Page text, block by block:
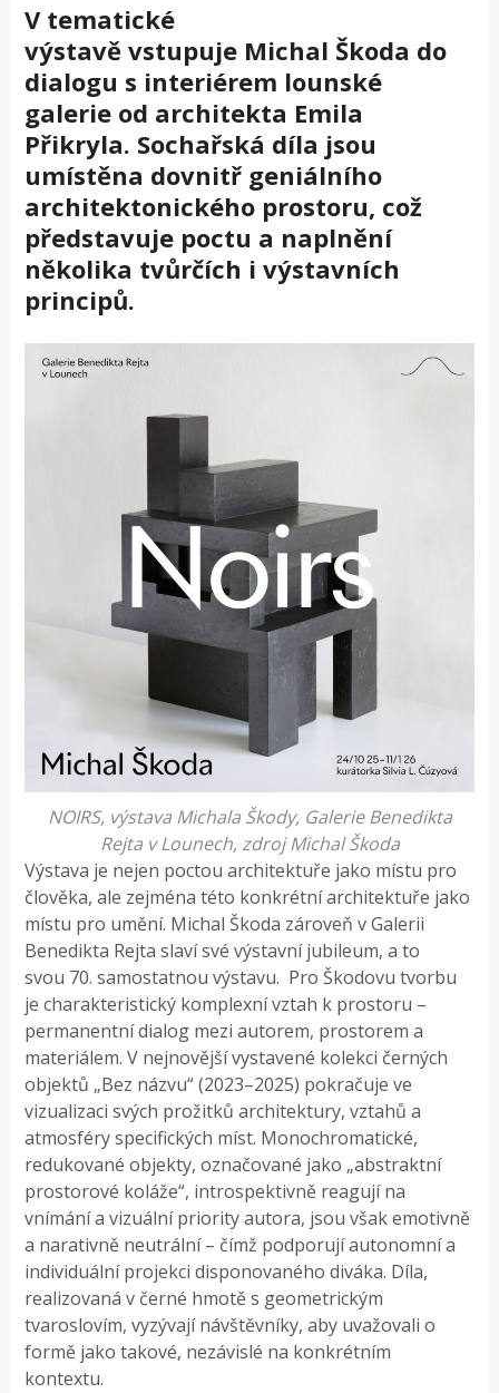
V tematické
výstavě vstupuje Michal Škoda do
dialogu s interiérem lounské
galerie od architekta Emila
Přikryla. Sochařská díla jsou
umístěna dovnitř geniálního
architektonického prostoru, což
představuje poctu a naplnění
několika tvůrčích i výstavních
principů.
NOIRS, výstava Michala Škody, Galerie Benedikta
Rejta v Lounech, zdroj Michal Škoda
Výstava je nejen poctou architektuře jako místu pro
člověka, ale zejména této konkrétní architektuře jako
místu pro umění. Michal Škoda zároveň v Galerii
Benedikta Rejta slaví své výstavní jubileum, a to
svou 70. samostatnou výstavu. Pro Škodovu tvorbu
je charakteristický komplexní vztah k prostoru –
permanentní dialog mezi autorem, prostorem a
materiálem. V nejnovější vystavené kolekci černých
objektů „Bez názvu“ (2023–2025) pokračuje ve
vizualizaci svých prožitků architektury, vztahů a
atmosféry specifických míst. Monochromatické,
redukované objekty, označované jako „abstraktní
prostorové koláže“, introspektivně reagují na
vnímání a vizuální priority autora, jsou však emotivně
a narativně neutrální – čímž podporují autonomní a
individuální projekci disponovaného diváka. Díla,
realizovaná v černé hmotě s geometrickým
tvaroslovím, vyzývají návštěvníky, aby uvažovali o
formě jako takové, nezávislé na konkrétním
kontextu.